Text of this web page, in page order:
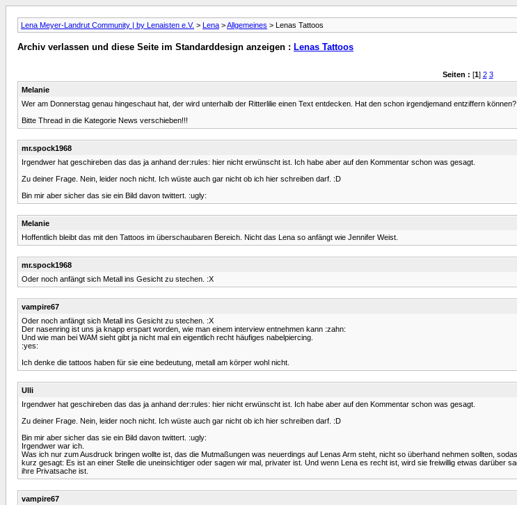
Lena Meyer-Landrut Community | by Lenaisten e.V. > Lena >Allgemeines > Lenas Tattoos
Archiv verlassen und diese Seite im Standarddesign anzeigen : Lenas Tattoos
Seiten : [1] 2 3
Melanie
Wer am Donnerstag genau hingeschaut hat, der wird unterhalb der Ritterlilie einen Text entdecken. Hat den schon irgendjemand entziffern können?
Bitte Thread in die Kategorie News verschieben!!!
mr.spock1968
Irgendwer hat geschireben das das ja anhand der:rules: hier nicht erwünscht ist. Ich habe aber auf den Kommentar schon was gesagt.
Zu deiner Frage. Nein, leider noch nicht. Ich wüste auch gar nicht ob ich hier schreiben darf. :D
Bin mir aber sicher das sie ein Bild davon twittert. :ugly:
Melanie
Hoffentlich bleibt das mit den Tattoos im überschaubaren Bereich. Nicht das Lena so anfängt wie Jennifer Weist.
mr.spock1968
Oder noch anfängt sich Metall ins Gesicht zu stechen. :X
vampire67
Oder noch anfängt sich Metall ins Gesicht zu stechen. :X
Der nasenring ist uns ja knapp erspart worden, wie man einem interview entnehmen kann :zahn:
Und wie man bei WAM sieht gibt ja nicht mal ein eigentlich recht häufiges nabelpiercing.
:yes:
Ich denke die tattoos haben für sie eine bedeutung, metall am körper wohl nicht.
Ulli
Irgendwer hat geschireben das das ja anhand der:rules: hier nicht erwünscht ist. Ich habe aber auf den Kommentar schon was gesagt.
Zu deiner Frage. Nein, leider noch nicht. Ich wüste auch gar nicht ob ich hier schreiben darf. :D
Bin mir aber sicher das sie ein Bild davon twittert. :ugly:
Irgendwer war ich.
Was ich nur zum Ausdruck bringen wollte ist, das die Mutmaßungen was neuerdings auf Lenas Arm steht, nicht so überhand nehmen sollten,
kurz gesagt: Es ist an einer Stelle die uneinsichtiger oder sagen wir mal, privater ist. Und wenn Lena es recht ist, wird sie freiwillig etwas darüber
ihre Privatsache ist.
vampire67